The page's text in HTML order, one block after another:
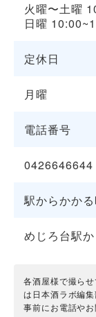
火曜〜土曜
日曜
定休日
月曜
電話番号
0426646644
駅からかか
めじろ台駅
各酒屋様で撮ら
は日本酒ラボ編
事前にお電話や